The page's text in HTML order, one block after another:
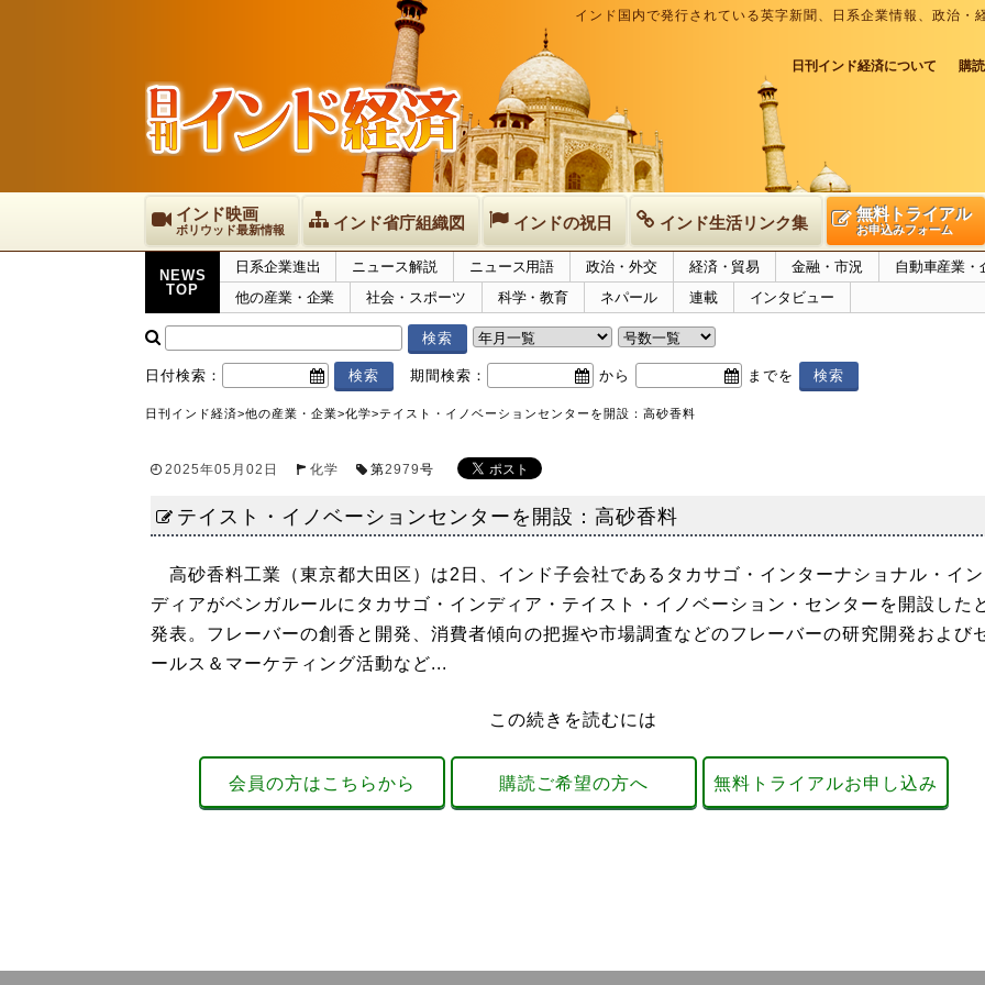
インド国内で発行されている英字新聞、日系企業情報、政治
日刊インド経済について 購
インド映画
ボリウッド最新情報 インド省庁組織図 インドの祝日 インド生活リンク集 無料トライアル
お申込みフォーム
NEWS
TOP
日系企業進出 ニュース解説 ニュース用語 政治・外交 経済・貿易 金融・市況
自動車産業・
他の産業・企業
社会・スポーツ 科学・教育 ネパール 連載 インタビュー
日付検索： 期間検索： から までを
日刊インド経済>他の産業・企業>化学>テイスト・イノベーションセンターを開設：高砂香料
2025年05月02日 化学 第2979号
テイスト・イノベーションセンターを開設：高砂香料
高砂香料工業（東京都大田区）は2日、インド子会社であるタカサゴ・インターナショナル・イン
ディアがベンガルールにタカサゴ・インディア・テイスト・イノベーション・センターを開設した
発表。フレーバーの創香と開発、消費者傾向の把握や市場調査などのフレーバーの研究開発および
ールス＆マーケティング活動など...
この続きを読むには
会員の方はこちらから 購読ご希望の方へ 無料トライアルお申し込み